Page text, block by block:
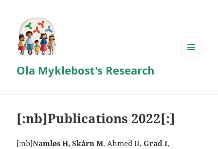
Ola Myklebost's Research
[:nb]Publications 2022[:]
[:nb]Namløs H, Skårn M, Ahmed D,Grad I,